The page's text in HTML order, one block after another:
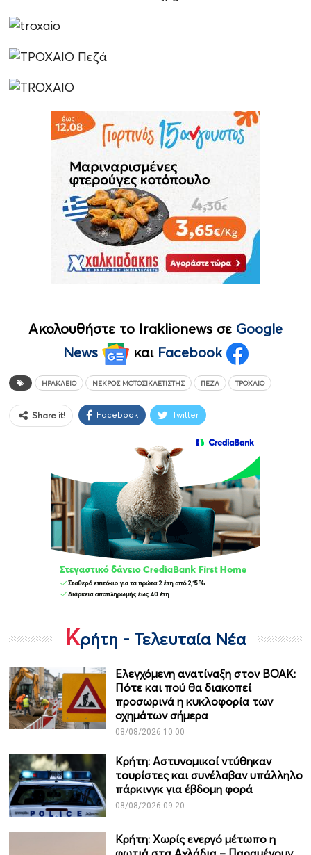
Ακολουθήστε το Iraklionews σε Google
News
και Facebook
ΗΡΆΚΛΕΙΟ ΝΕΚΡΌΣ ΜΟΤΟΣΙΚΛΕΤΙΣΤΉΣ ΠΕΖΆ ΤΡΟΧΑΊΟ
Share it! Facebook Twitter
Κρήτη - Τελευταία Νέα
Ελεγχόμενη ανατίναξη στον ΒΟΑΚ:
Πότε και πού θα διακοπεί
προσωρινά η κυκλοφορία των
οχημάτων σήμερα
08/08/2026 10:00
Κρήτη: Αστυνομικοί ντύθηκαν
τουρίστες και συνέλαβαν υπάλληλο
πάρκινγκ για έβδομη φορά
08/08/2026 09:20
Κρήτη: Χωρίς ενεργό μέτωπο η